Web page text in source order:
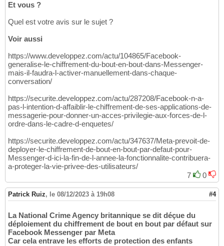
Et vous ?
Quel est votre avis sur le sujet ?
Voir aussi
https://www.developpez.com/actu/104865/Facebook-
generalise-le-chiffrement-du-bout-en-bout-dans-Messenger-
mais-il-faudra-l-activer-manuellement-dans-chaque-
conversation/
https://securite.developpez.com/actu/287208/Facebook-n-a-
pas-l-intention-d-affaiblir-le-chiffrement-de-ses-applications-de-
messagerie-pour-donner-un-acces-privilegie-aux-forces-de-l-
ordre-dans-le-cadre-d-enquetes/
https://securite.developpez.com/actu/347637/Meta-prevoit-de-
deployer-le-chiffrement-de-bout-en-bout-par-defaut-pour-
Messenger-d-ici-la-fin-de-l-annee-la-fonctionnalite-contribuera-
a-proteger-la-vie-privee-des-utilisateurs/
7
0
Patrick Ruiz, le 08/12/2023 à 19h08 #4
La National Crime Agency britannique se dit déçue du
déploiement du chiffrement de bout en bout par défaut sur
Facebook Messenger par Meta
Car cela entrave les efforts de protection des enfants